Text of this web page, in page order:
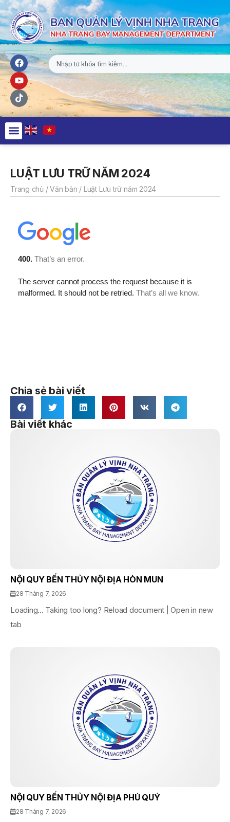
LUẬT LƯU TRỮ NĂM 2024
Trang chủ /Văn bản / Luật Lưu trữ năm 2024
Chia sẻ bài viết
Bài viết khác
NỘI QUY BẾN THỦY NỘI ĐỊA HÒN MUN
28 Tháng 7, 2026
Loading... Taking too long? Reload document | Open in new
tab
NỘI QUY BẾN THỦY NỘI ĐỊA PHÚ QUÝ
28 Tháng 7, 2026